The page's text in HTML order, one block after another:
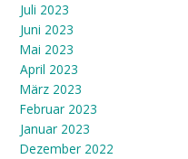
Juli 2023
Juni 2023
Mai 2023
April 2023
März 2023
Februar 2023
Januar 2023
Dezember 2022